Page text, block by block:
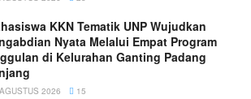
KKN Tematik UNP Wujudkan
Nyata Melalui Empat Program
di Kelurahan Ganting Padang
2026 15